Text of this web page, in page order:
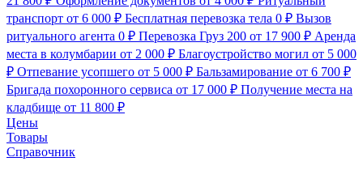
транспорт от 6 000 ₽ Бесплатная перевозка тела 0 ₽ Вызов
ритуального агента 0 ₽ Перевозка Груз 200 от 17 900 ₽ Аренда
места в колумбарии от 2 000 ₽ Благоустройство могил от 5 000
₽ Отпевание усопшего от 5 000 ₽ Бальзамирование от 6 700 ₽
Бригада похоронного сервиса от 17 000 ₽ Получение места на
кладбище от 11 800 ₽
Цены
Товары
Справочник